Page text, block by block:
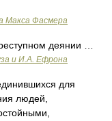
Макса Фасмера
деянии …
и И.А. Ефрона
для
людей,